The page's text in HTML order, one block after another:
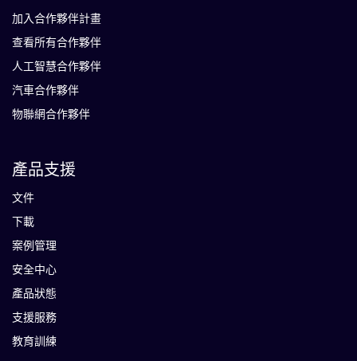
加入合作夥伴計畫
查看所有合作夥伴
人工智慧合作夥伴
汽車合作夥伴
物聯網合作夥伴
產品支援
文件
下載
案例管理
安全中心
產品狀態
支援服務
教育訓練